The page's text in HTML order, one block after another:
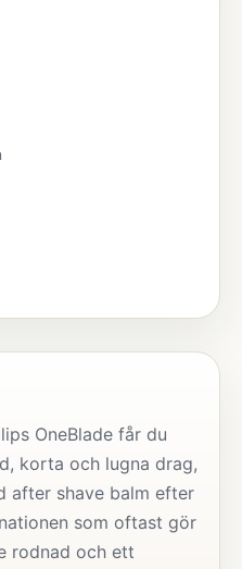
OneBlade får du
korta och lugna drag,
after shave balm efter
som oftast gör
rodnad och ett